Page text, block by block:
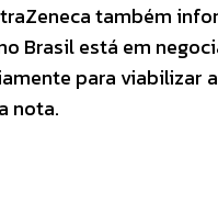
também
Brasil está em
para viabilizar
nota.